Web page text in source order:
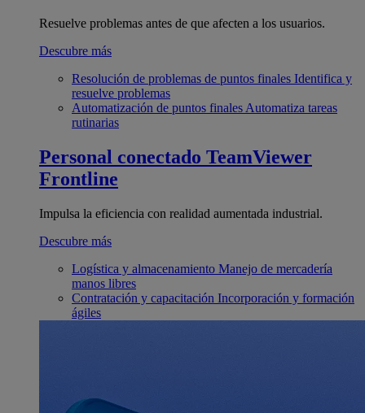
Resuelve problemas antes de que afecten a los usuarios.
Descubre más
Resolución de problemas de puntos finales Identifica y
resuelve problemas
Automatización de puntos finales Automatiza tareas
rutinarias
Personal conectado TeamViewer
Frontline
Impulsa la eficiencia con realidad aumentada industrial.
Descubre más
Logística y almacenamiento Manejo de mercadería
manos libres
Contratación y capacitación Incorporación y formación
ágiles